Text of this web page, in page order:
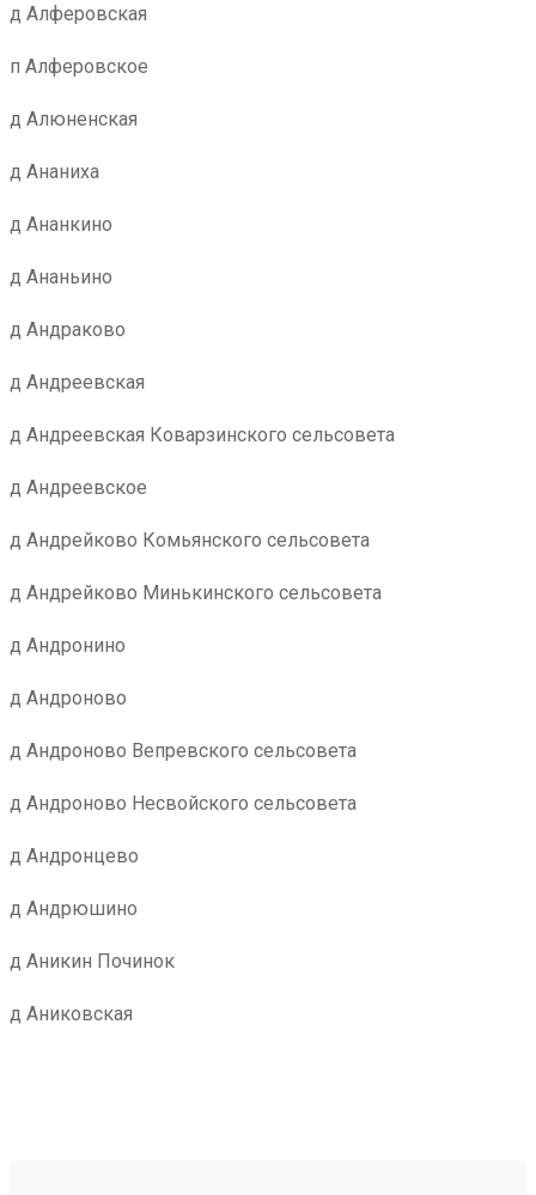
д Алферовская
п Алферовское
д Алюненская
д Ананиха
д Ананкино
д Ананьино
д Андраково
д Андреевская
д Андреевская Коварзинского сельсовета
д Андреевское
д Андрейково Комьянского сельсовета
д Андрейково Минькинского сельсовета
д Андронино
д Андроново
д Андроново Вепревского сельсовета
д Андроново Несвойского сельсовета
д Андронцево
д Андрюшино
д Аникин Починок
д Аниковская